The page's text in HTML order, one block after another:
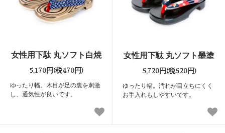
女性用下駄 丸ソフト白焼
5,170円(税470円)
ゆったり幅。木目が足の裏を刺激
し、通気性が良いです。
女性用下駄 丸ソフト墨塗
5,720円(税520円)
ゆったり幅。汚れが目立ちにくく
お手入れもしやすいです。